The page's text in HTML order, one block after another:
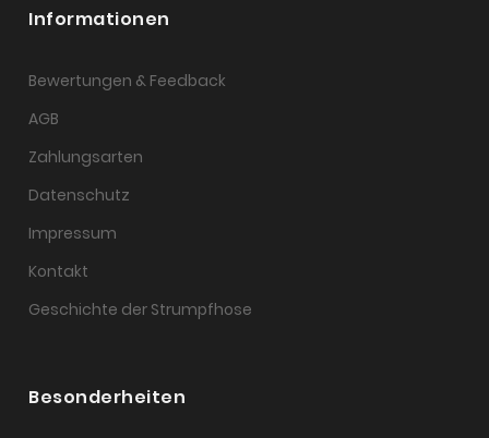
Informationen
Bewertungen & Feedback
AGB
Zahlungsarten
Datenschutz
Impressum
Kontakt
Geschichte der Strumpfhose
Besonderheiten